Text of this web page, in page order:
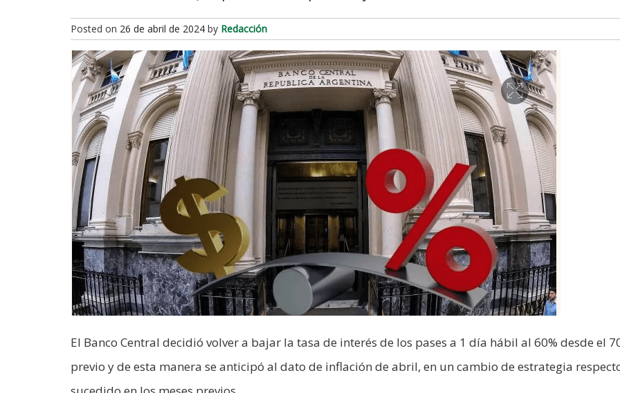
Posted on 26 de abril de 2024 by Redacción
El Banco Central decidió volver a bajar la tasa de interés de los pases a 1 día hábil al 60% desde el
previo y de esta manera se anticipó al dato de inflación de abril, en un cambio de estrategia